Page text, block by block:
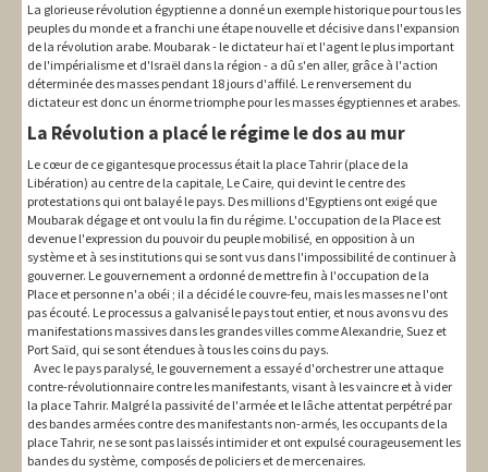
La glorieuse révolution égyptienne a donné un exemple historique pour tous les
peuples du monde et a franchi une étape nouvelle et décisive dans l'expansion
de la révolution arabe. Moubarak - le dictateur haï et l'agent le plus important
de l'impérialisme et d'Israël dans la région - a dû s'en aller, grâce à l'action
déterminée des masses pendant 18 jours d'affilé. Le renversement du
dictateur est donc un énorme triomphe pour les masses égyptiennes et arabes.
La Révolution a placé le régime le dos au mur
Le cœur de ce gigantesque processus était la place Tahrir (place de la
Libération) au centre de la capitale, Le Caire, qui devint le centre des
protestations qui ont balayé le pays. Des millions d'Egyptiens ont exigé que
Moubarak dégage et ont voulu la fin du régime. L'occupation de la Place est
devenue l'expression du pouvoir du peuple mobilisé, en opposition à un
système et à ses institutions qui se sont vus dans l'impossibilité de continuer à
gouverner. Le gouvernement a ordonné de mettre fin à l'occupation de la
Place et personne n'a obéi ; il a décidé le couvre-feu, mais les masses ne l'ont
pas écouté. Le processus a galvanisé le pays tout entier, et nous avons vu des
manifestations massives dans les grandes villes comme Alexandrie, Suez et
Port Saïd, qui se sont étendues à tous les coins du pays.
Avec le pays paralysé, le gouvernement a essayé d'orchestrer une attaque
contre-révolutionnaire contre les manifestants, visant à les vaincre et à vider
la place Tahrir. Malgré la passivité de l'armée et le lâche attentat perpétré par
des bandes armées contre des manifestants non-armés, les occupants de la
place Tahrir, ne se sont pas laissés intimider et ont expulsé courageusement les
bandes du système, composés de policiers et de mercenaires.